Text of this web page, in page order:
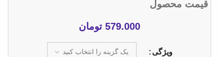
قیمت محصول
579.000 تومان
ویژگی